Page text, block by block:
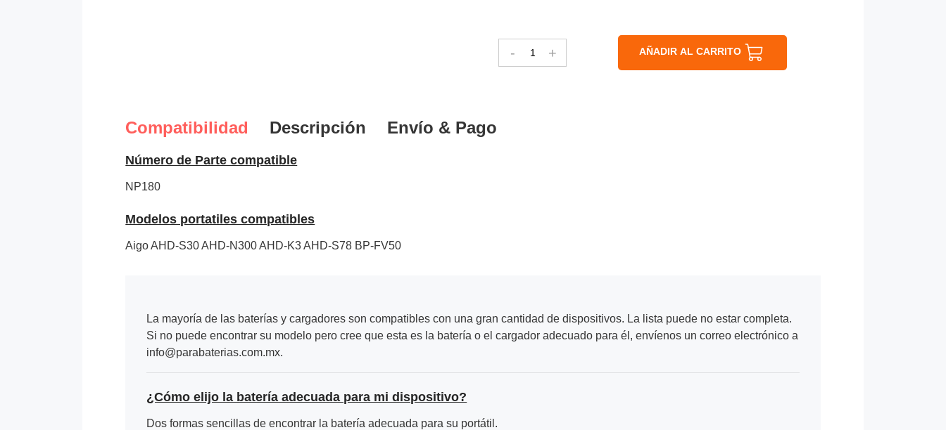
- + AÑADIR AL CARRITO
Compatibilidad Descripción Envío & Pago
Número de Parte compatible
NP180
Modelos portatiles compatibles
Aigo AHD-S30 AHD-N300 AHD-K3 AHD-S78 BP-FV50
La mayoría de las baterías y cargadores son compatibles con una gran cantidad de dispositivos. La lista puede no estar completa.
Si no puede encontrar su modelo pero cree que esta es la batería o el cargador adecuado para él, envíenos un correo electrónico a
info@parabaterias.com.mx.
¿Cómo elijo la batería adecuada para mi dispositivo?
Dos formas sencillas de encontrar la batería adecuada para su portátil.